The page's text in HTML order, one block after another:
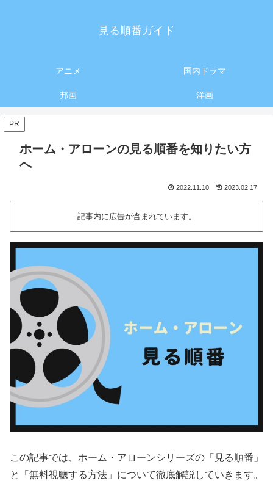
見る順番ガイド
アニメ 国内ドラマ
邦画 洋画
PR
ホーム・アローンの見る順番を知りたい方
へ
2022.11.10 2023.02.17
記事内に広告が含まれています。
この記事では、ホーム・アローンシリーズの「見る順番」
と「無料視聴する方法」について徹底解説していきます。